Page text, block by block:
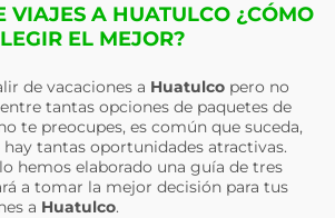
VIAJES A HUATULCO ¿CÓMO
EL MEJOR?
de vacaciones a Huatulco pero no
tantas opciones de paquetes de
te preocupes, es común que suceda,
tantas oportunidades atractivas.
hemos elaborado una guía de tres
a tomar la mejor decisión para tus
a Huatulco.